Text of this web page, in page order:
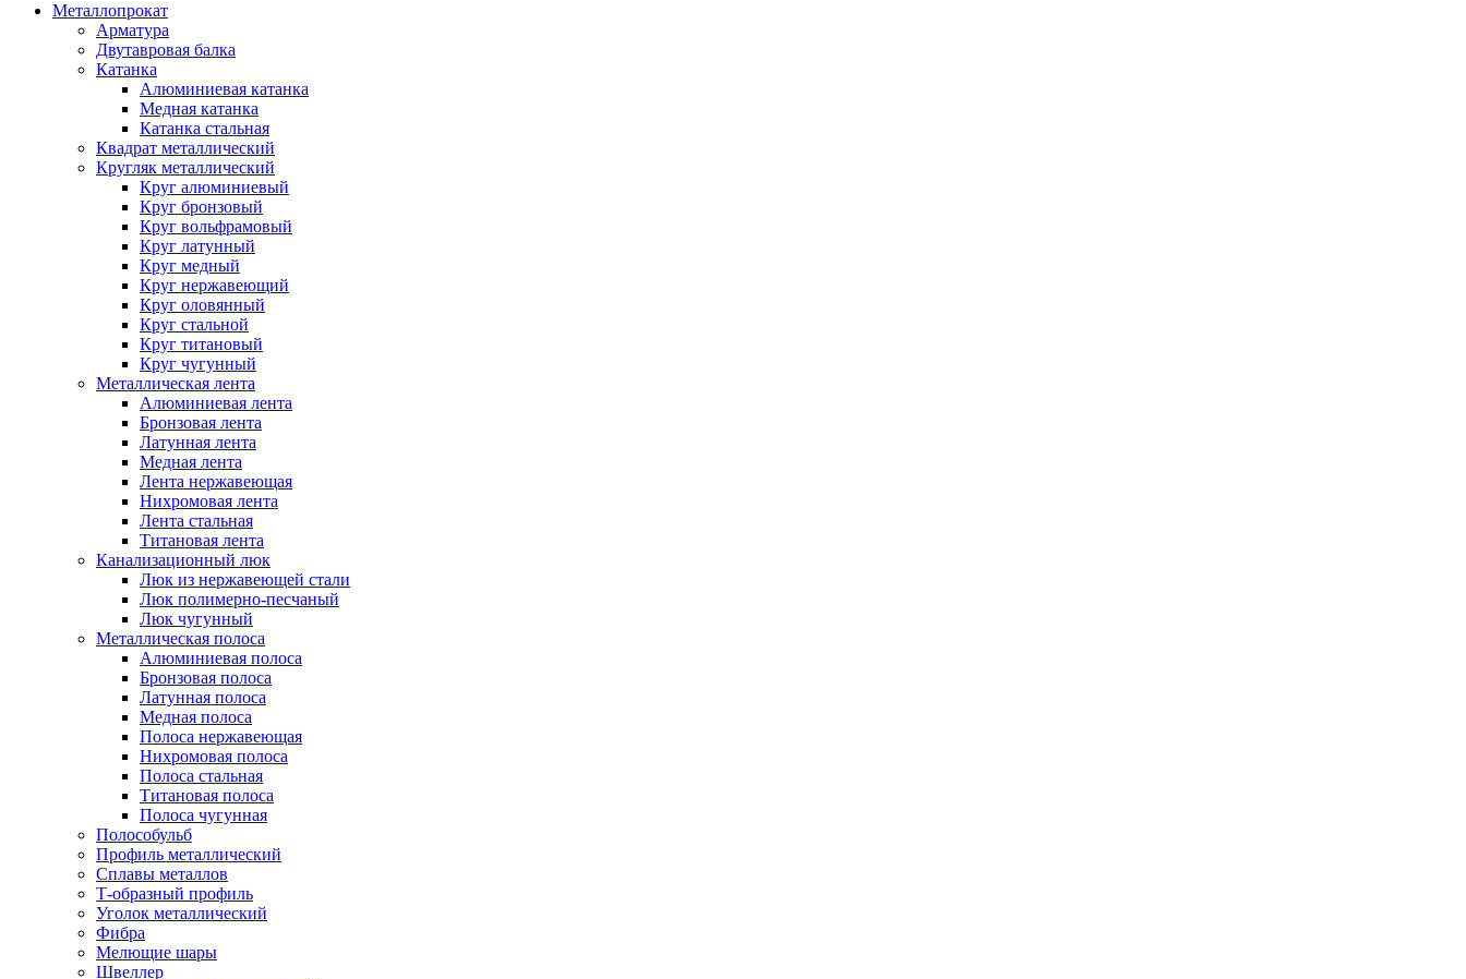
Металлопрокат
Арматура
Двутавровая балка
Катанка
Алюминиевая катанка
Медная катанка
Катанка стальная
Квадрат металлический
Кругляк металлический
Круг алюминиевый
Круг бронзовый
Круг вольфрамовый
Круг латунный
Круг медный
Круг нержавеющий
Круг оловянный
Круг стальной
Круг титановый
Круг чугунный
Металлическая лента
Алюминиевая лента
Бронзовая лента
Латунная лента
Медная лента
Лента нержавеющая
Нихромовая лента
Лента стальная
Титановая лента
Канализационный люк
Люк из нержавеющей стали
Люк полимерно-песчаный
Люк чугунный
Металлическая полоса
Алюминиевая полоса
Бронзовая полоса
Латунная полоса
Медная полоса
Полоса нержавеющая
Нихромовая полоса
Полоса стальная
Титановая полоса
Полоса чугунная
Полособульб
Профиль металлический
Сплавы металлов
Т-образный профиль
Уголок металлический
Фибра
Мелющие шары
Швеллер